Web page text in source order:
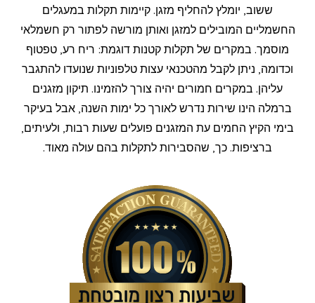
ששוב, יומלץ להחליף מזגן. קיימות תקלות במעגלים
החשמליים המובילים למזגן ואותן מורשה לפתור רק חשמלאי
מוסמך. במקרים של תקלות קטנות דוגמת: ריח רע, טפטוף
וכדומה, ניתן לקבל מהטכנאי עצות טלפוניות שנועדו להתגבר
עליהן. במקרים חמורים יהיה צורך להזמינו. תיקון מזגנים
ברמלה הינו שירות נדרש לאורך כל ימות השנה, אבל בעיקר
בימי הקיץ החמים עת המזגנים פועלים שעות רבות, ולעיתים,
ברציפות. כך, שהסבירות לתקלות בהם עולה מאוד.